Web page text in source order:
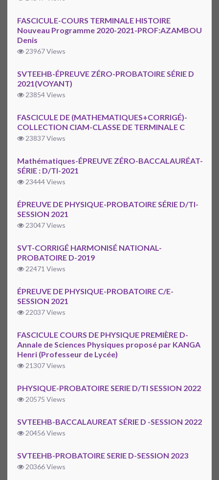
FASCICULE-COURS TERMINALE HISTOIRE
Nouveau Programme 2020-2021-PROF:AZAMBOU
Denis
23967 Views
SVTEEHB-ÉPREUVE ZÉRO-PROBATOIRE SÉRIE D
2021(VOYANT)
23854 Views
FASCICULE DE (MATHEMATIQUES+CORRIGÉ)-
COLLECTION CIAM-CLASSE DE TERMINALE C
23837 Views
Mathématiques-ÉPREUVE ZÉRO-BACCALAURÉAT-
SÉRIE : D/TI-2021
23444 Views
ÉPREUVE DE PHYSIQUE-PROBATOIRE SÉRIE D/TI-
SESSION 2021
23047 Views
SVT-CORRIGÉ HARMONISÉ NATIONAL-
PROBATOIRE D-2019
22471 Views
ÉPREUVE DE PHYSIQUE-PROBATOIRE C/E-
SESSION 2021
22037 Views
FASCICULE COURS DE PHYSIQUE PREMIÈRE D-
Annale de Sciences Physiques proposé par KANGA
Henri (Professeur de Lycée)
21307 Views
PHYSIQUE-PROBATOIRE SERIE D/TI SESSION 2022
20575 Views
SVTEEHB-BACCALAUREAT SÉRIE D -SESSION 2022
20456 Views
SVTEEHB-PROBATOIRE SERIE D-SESSION 2023
20366 Views